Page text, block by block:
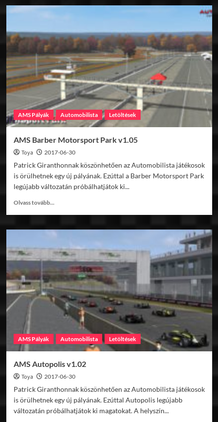
AMS
AMS Pályák Automobilista Letöltések
AMS Barber Motorsport Park v1.05
Toya 2017-06-30
Patrick Giranthonnak köszönhetően az Automobilista játékosok
is örülhetnek egy új pályának. Ezúttal a Barber Motorsport Park
legújabb változatán próbálhatjátok ki...
Olvass tovább...
AMS
Motorsport
Park
AMS Pályák Automobilista Letöltések
AMS Autopolis v1.02
Toya 2017-06-30
Patrick Giranthonnak köszönhetően az Automobilista játékosok
is örülhetnek egy új pályának. Ezúttal Autopolis legújabb
változatán próbálhatjátok ki magatokat. A helyszín...